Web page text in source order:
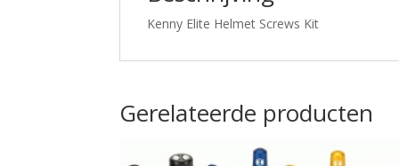
Kenny Elite Helmet Screws Kit
Gerelateerde producten